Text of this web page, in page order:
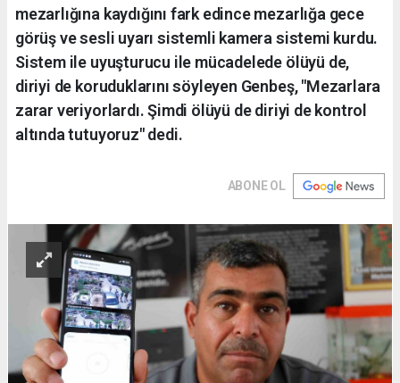
mezarlığına kaydığını fark edince mezarlığa gece
görüş ve sesli uyarı sistemli kamera sistemi kurdu.
Sistem ile uyuşturucu ile mücadelede ölüyü de,
diriyi de koruduklarını söyleyen Genbeş, "Mezarlara
zarar veriyorlardı. Şimdi ölüyü de diriyi de kontrol
altında tutuyoruz" dedi.
ABONE OL